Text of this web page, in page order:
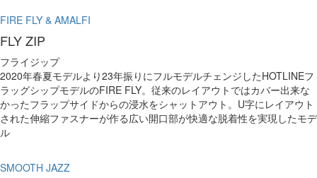
FIRE FLY & AMALFI
FLY ZIP
フライジップ
2020年春夏モデルより23年振りにフルモデルチェンジしたHOTLINEフ
ラッグシップモデルのFIRE FLY。従来のレイアウトではカバー出来な
かったフラップサイドからの浸水をシャットアウト。U字にレイアウト
された伸縮ファスナーが作る広い開口部が快適な脱着性を実現したモデ
ル
SMOOTH JAZZ